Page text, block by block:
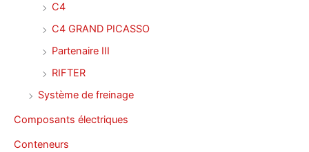
C4
C4 GRAND PICASSO
Partenaire III
RIFTER
Système de freinage
Composants électriques
Conteneurs